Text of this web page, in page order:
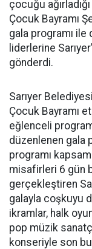
çocuğu
Çocuk Bayramı
gala programı
liderlerine
gönderdi.
Sarıyer
Çocuk Bayramı
eğlenceli
düzenlenen gala
programı
misafirleri 6 gün
gerçekleştiren
galayla coşkuyu
ikramlar, halk
pop müzik
konseriyle son